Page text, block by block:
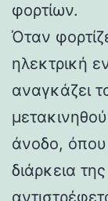
φορτίων.
Όταν
ηλεκτρική
αναγκάζει
άνοδο, όπου
διάρκεια